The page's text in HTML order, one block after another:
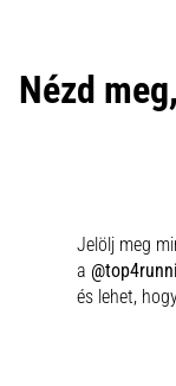
Nézd
Jelölj meg
a
és lehet,